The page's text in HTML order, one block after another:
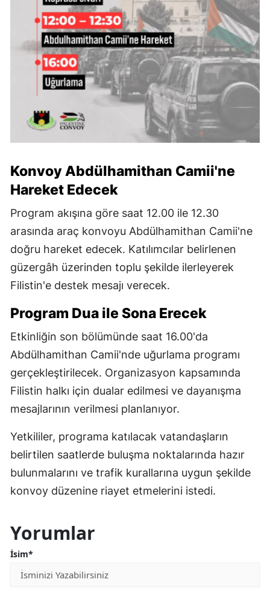
Konvoy Abdülhamithan Camii'ne
Hareket Edecek
Program akışına göre saat 12.00 ile 12.30
arasında araç konvoyu Abdülhamithan Camii'ne
doğru hareket edecek. Katılımcılar belirlenen
güzergâh üzerinden toplu şekilde ilerleyerek
Filistin'e destek mesajı verecek.
Program Dua ile Sona Erecek
Etkinliğin son bölümünde saat 16.00'da
Abdülhamithan Camii'nde uğurlama programı
gerçekleştirilecek. Organizasyon kapsamında
Filistin halkı için dualar edilmesi ve dayanışma
mesajlarının verilmesi planlanıyor.
Yetkililer, programa katılacak vatandaşların
belirtilen saatlerde buluşma noktalarında hazır
bulunmalarını ve trafik kurallarına uygun şekilde
konvoy düzenine riayet etmelerini istedi.
Yorumlar
İsim*